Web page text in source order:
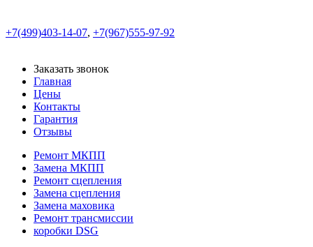
+7(499)403-14-07, +7(967)555-97-92
Заказать звонок
Главная
Цены
Контакты
Гарантия
Отзывы
Ремонт МКПП
Замена МКПП
Ремонт сцепления
Замена сцепления
Замена маховика
Ремонт трансмиссии
коробки DSG